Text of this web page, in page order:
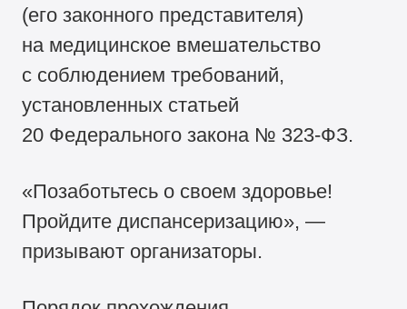
(его законного представителя)
на медицинское вмешательство
с соблюдением требований,
установленных статьей
20 Федерального закона № 323-ФЗ.
«Позаботьтесь о своем здоровье!
Пройдите диспансеризацию», —
призывают организаторы.